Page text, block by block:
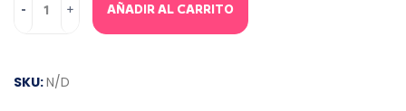
AÑADIR AL CARRITO
SKU:N/D